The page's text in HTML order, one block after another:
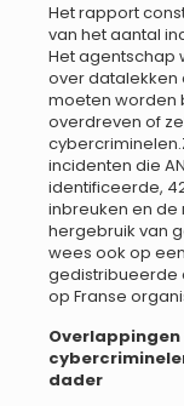
Het rapport
van het aantal
Het agentschap
over datalekken
moeten worden
overdreven of
incidenten die
identificeerde,
inbreuken en
hergebruik van
wees ook op
gedistribueerde
op Franse
dader